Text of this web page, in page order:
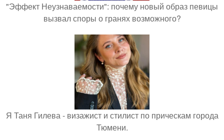
"Эффект Неузнаваемости": почему новый образ певицы
вызвал споры о гранях возможного?
Я Таня Гилева - визажист и стилист по прическам города
Тюмени.